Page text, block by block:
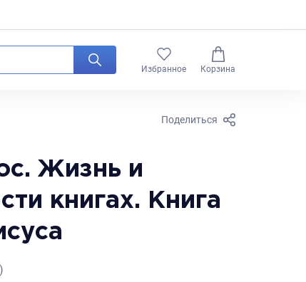
Избранное Корзина
Поделиться
Жизнь и
книгах. Книга